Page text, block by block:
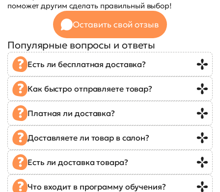
поможет другим сделать правильный выбор!
Оставить свой отзыв
Популярные вопросы и ответы
Есть ли бесплатная доставка?
Как быстро отправляете товар?
Платная ли доставка?
Доставляете ли товар в салон?
Есть ли доставка товара?
Что входит в программу обучения?